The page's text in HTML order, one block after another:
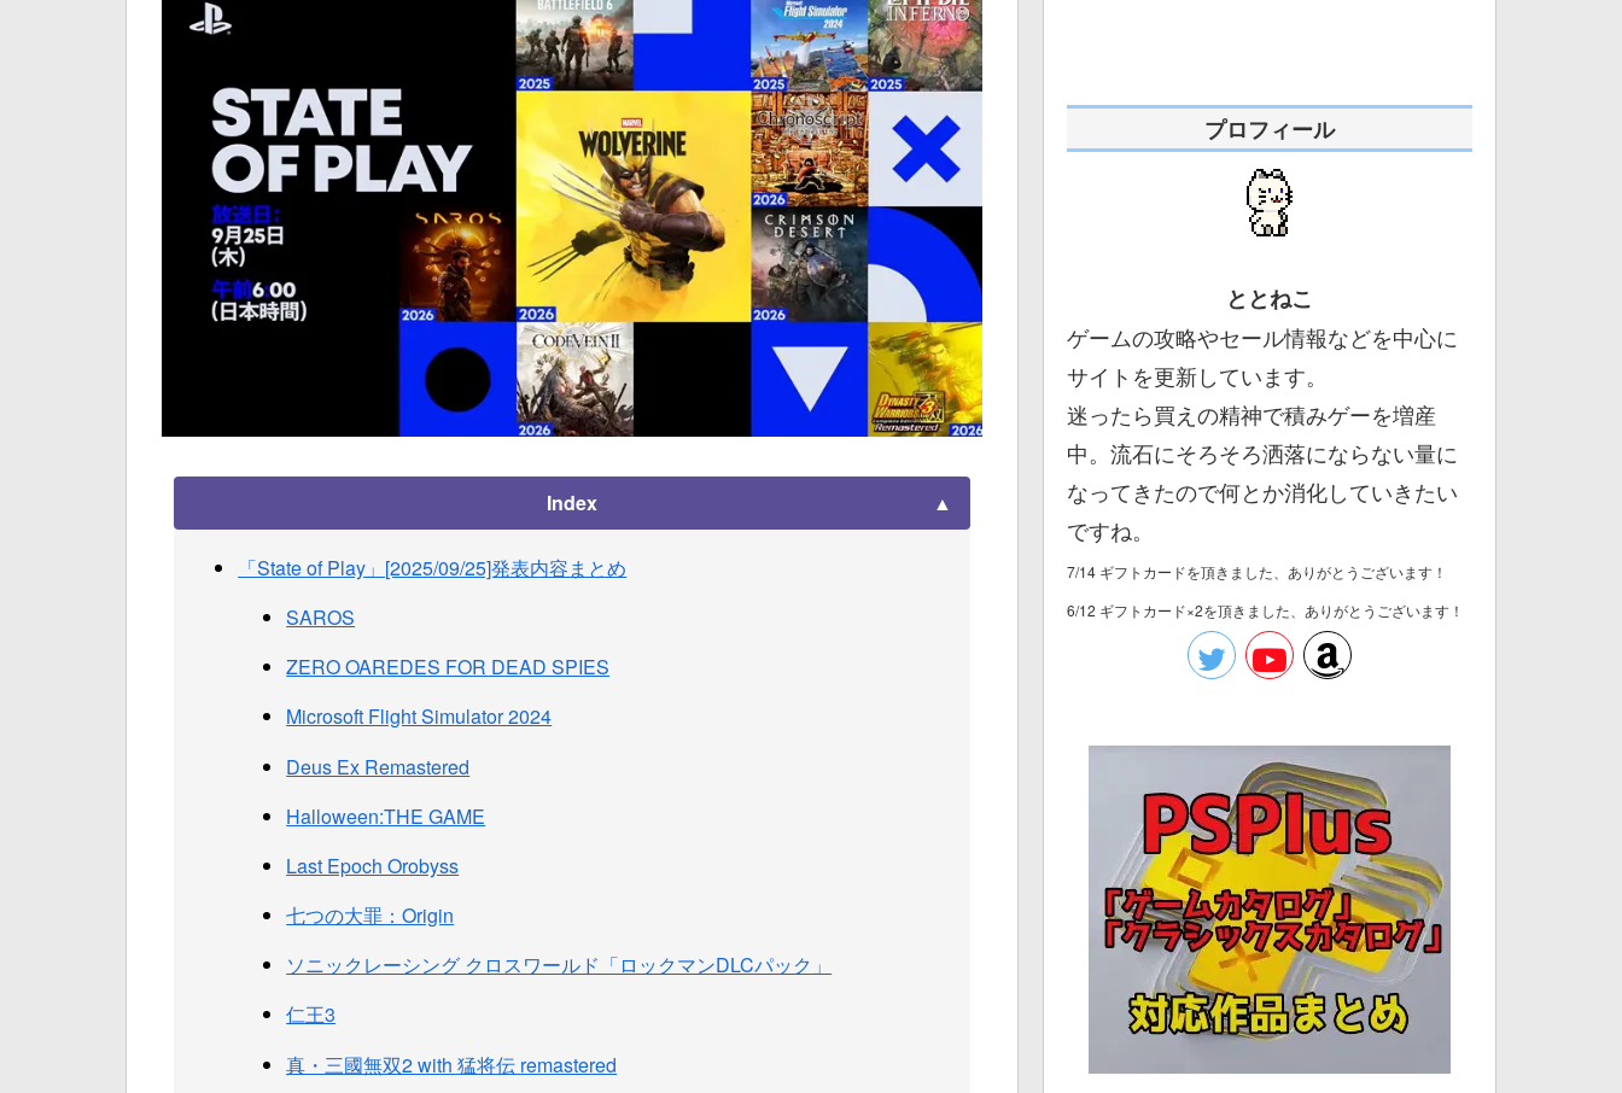
Index
「State of Play」[2025/09/25]発表内容まとめ
SAROS
ZERO OAREDES FOR DEAD SPIES
Microsoft Flight Simulator 2024
Deus Ex Remastered
Halloween:THE GAME
Last Epoch Orobyss
七つの大罪：Origin
ソニックレーシング クロスワールド「ロックマンDLCパック」
仁王3
真・三國無双2 with 猛将伝 remastered
プロフィール
ととねこ
ゲームの攻略やセール情報などを中心に
サイトを更新しています。
迷ったら買えの精神で積みゲーを増産
中。流石にそろそろ洒落にならない量に
なってきたので何とか消化していきたい
ですね。
7/14 ギフトカードを頂きました、ありがとうございます！
6/12 ギフトカード×2を頂きました、ありがとうございます！